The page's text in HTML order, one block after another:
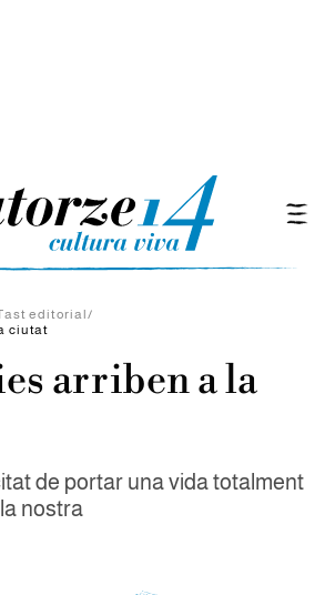
editorial/
ciutat
arriben a la
de portar una vida totalment
nostra